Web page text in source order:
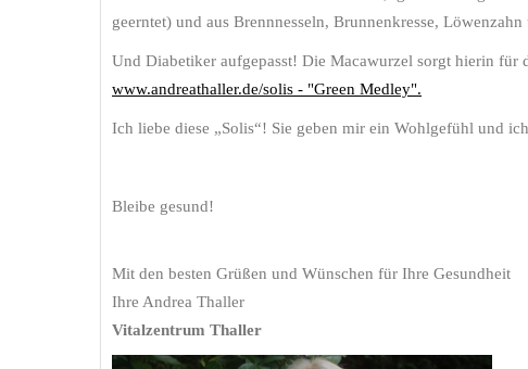
geerntet) und aus Brennnesseln, Brunnenkresse,
Und Diabetiker aufgepasst! Die Macawurzel sorgt hierin für
www.andreathaller.de/solis - "Green Medley".
Ich liebe diese „Solis“! Sie geben mir ein Wohlgefühl und
Bleibe gesund!
Mit den besten Grüßen und Wünschen für Ihre Gesundheit
Ihre Andrea Thaller
Vitalzentrum Thaller